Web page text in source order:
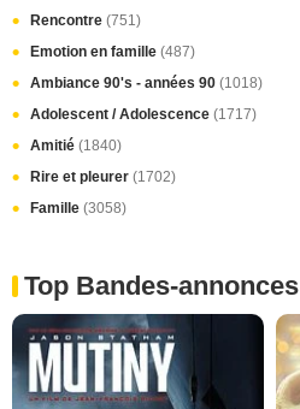
Rencontre (751)
Emotion en famille (487)
Ambiance 90's - années 90 (1018)
Adolescent / Adolescence (1717)
Amitié (1840)
Rire et pleurer (1702)
Famille (3058)
Top Bandes-annonces